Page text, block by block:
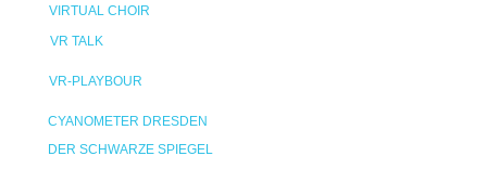
VIRTUAL CHOIR
VR TALK
VR-PLAYBOUR
CYANOMETER DRESDEN
DER SCHWARZE SPIEGEL